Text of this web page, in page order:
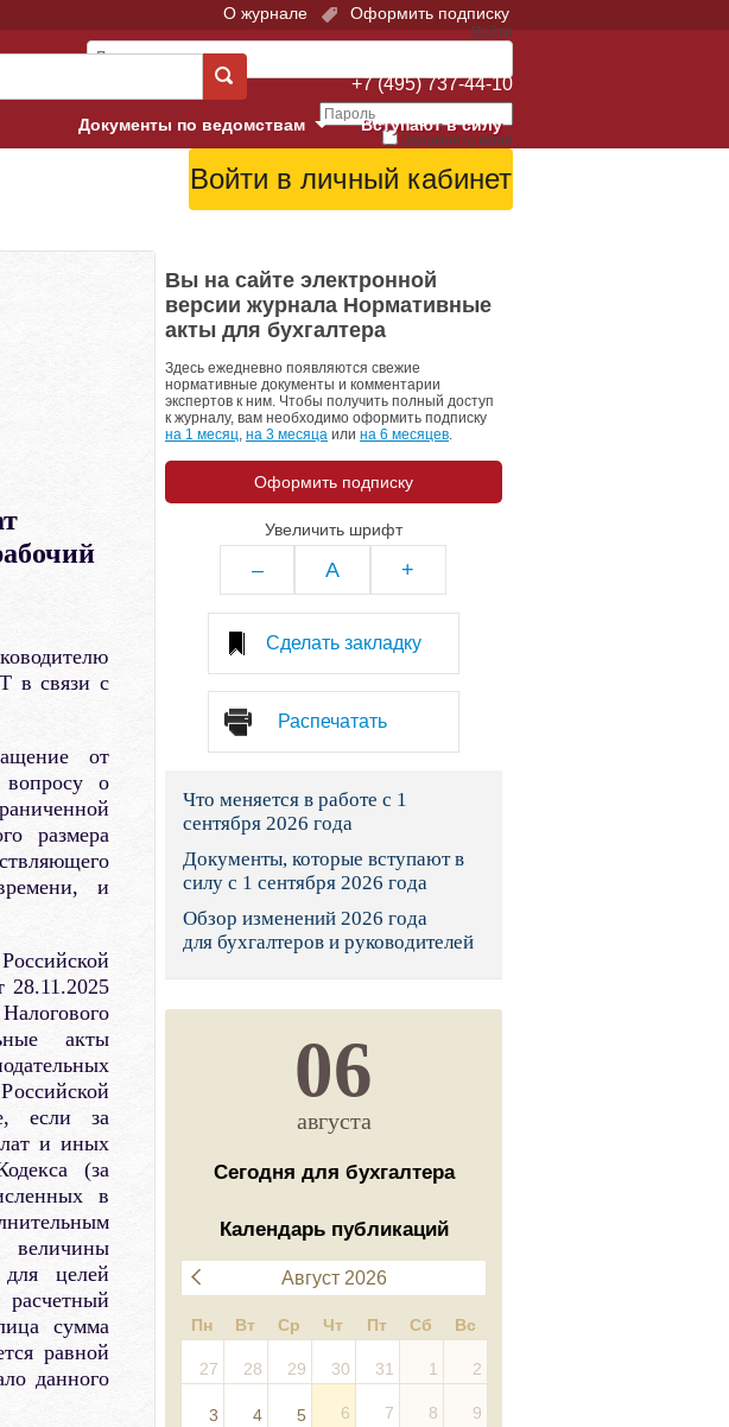
О журнале Оформить подписку
Войти
Запомнить меня
+7 (495) 737-44-10
Вступают в силу
Документы по ведомствам
Арбитражные суды
Верховный Суд
Гострудинспекция в г. Москве
Конституционный Суд
Правительство
Президент: законы и указы
Роструд
Социальный фонд России
Суд общей юрисдикции
Федеральная налоговая служба
Фонд социального страхования
в связи с
от
о
размера
и
28.11.2025
акты
если за
и иных
(за
в
величины
целей
расчетный
сумма
равной
данного
Вы на сайте электронной
версии журнала Нормативные
акты для бухгалтера
Здесь ежедневно появляются свежие
нормативные документы и комментарии
экспертов к ним. Чтобы получить полный доступ
к журналу, вам необходимо оформить подписку
на 1 месяц, на 3 месяца или на 6 месяцев.
Оформить подписку
Увеличить шрифт
– A +
Сделать закладку
Распечатать
Что меняется в работе с 1
сентября 2026 года
Документы, которые вступают в
силу с 1 сентября 2026 года
Обзор изменений 2026 года
для бухгалтеров и руководителей
06
августа
Сегодня для бухгалтера
Календарь публикаций
Август 2026
Пн Вт Ср Чт Пт Сб Вс
27 28 29 30 31 1 2
3 4 5 6 7 8 9